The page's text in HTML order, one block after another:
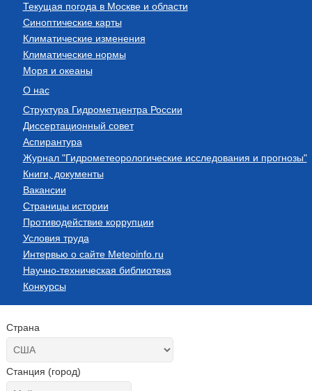
Текущая погода в Москве и области
Синоптические карты
Климатические изменения
Климатические нормы
Моря и океаны
О нас
Структура Гидрометцентра России
Диссертационный совет
Аспирантура
Журнал "Гидрометеорологические исследования и прогнозы"
Книги, документы
Вакансии
Страницы истории
Противодействие коррупции
Условия труда
Интервью о сайте Meteoinfo.ru
Научно-техническая библиотека
Конкурсы
Страна
Станция (город)